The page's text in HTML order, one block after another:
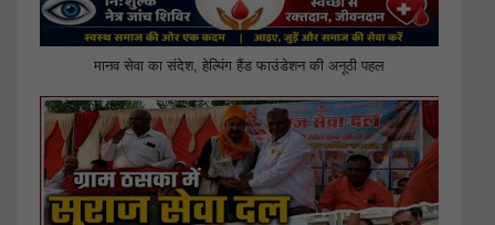
मानव सेवा का संदेश, हेल्पिंग हैंड फाउंडेशन की अनूठी पहल